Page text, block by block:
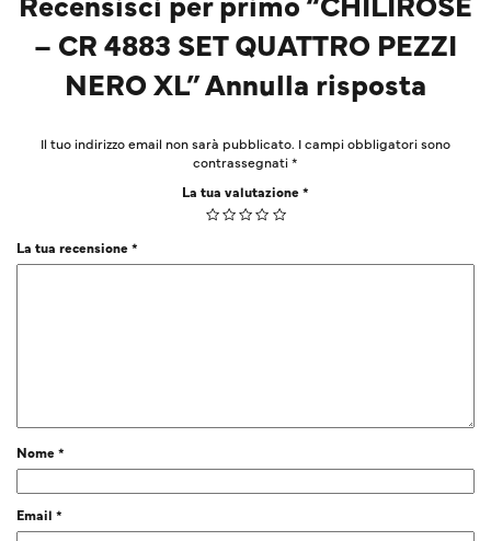
– CR 4883 SET QUATTRO PEZZI
NERO XL” Annulla risposta
Il tuo indirizzo email non sarà pubblicato. I campi obbligatori sono
contrassegnati*
La tua valutazione*
La tua recensione*
Nome*
Email *